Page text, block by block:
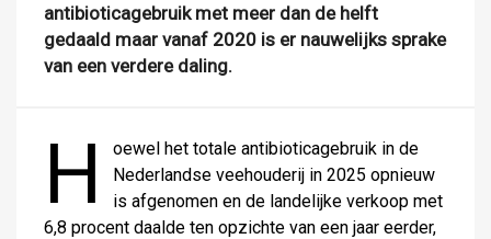
antibioticagebruik met meer dan de helft
gedaald maar vanaf 2020 is er nauwelijks sprake
van een verdere daling.
H
oewel het totale antibioticagebruik in de
Nederlandse veehouderij in 2025 opnieuw
is afgenomen en de landelijke verkoop met
6,8 procent daalde ten opzichte van een jaar eerder,